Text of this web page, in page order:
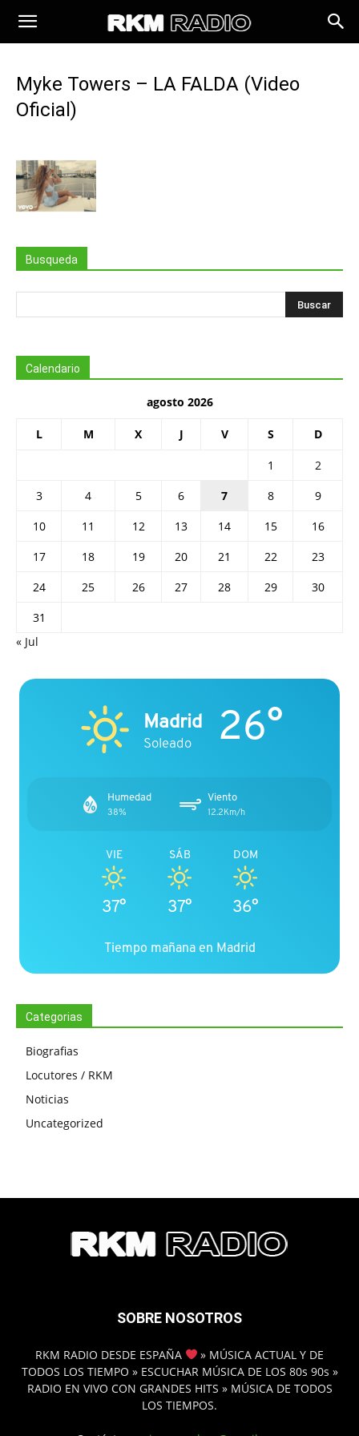
Myke Towers – LA FALDA (Video
Oficial)
Busqueda
Calendario
agosto 2026
L M X J V S D
1
2
3
4 5 6 7 8
9
10
11 12 13 14 15
16
17
18 19 20 21 22
23
24
25 26 27 28 29
30
31
« Jul
Madrid
Soleado 26°
Humedad
38%
Viento
12.2Km/h
VIE
37°
SÁB
37°
DOM
36°
Tiempo mañana en Madrid
Categorias
Biografias
Locutores / RKM
Noticias
Uncategorized
SOBRE NOSOTROS
RKM RADIO DESDE ESPAÑA
» MÚSICA ACTUAL Y DE
TODOS LOS TIEMPO » ESCUCHAR MÚSICA DE LOS 80s 90s »
RADIO EN VIVO CON GRANDES HITS » MÚSICA DE TODOS
LOS TIEMPOS.